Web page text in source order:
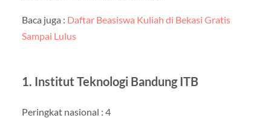
Baca juga : Daftar Beasiswa Kuliah di Bekasi Gratis
Sampai Lulus
1. Institut Teknologi Bandung ITB
Peringkat nasional : 4